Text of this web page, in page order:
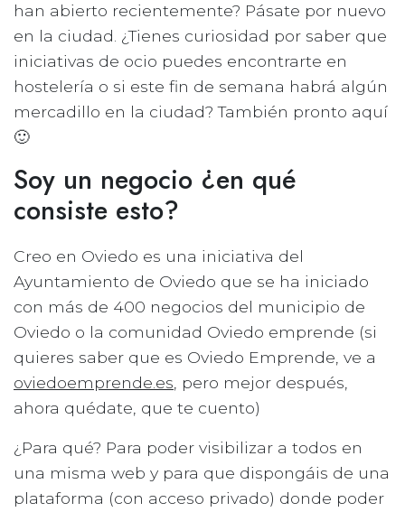
han abierto recientemente? Pásate por nuevo
en la ciudad. ¿Tienes curiosidad por saber que
iniciativas de ocio puedes encontrarte en
hostelería o si este fin de semana habrá algún
mercadillo en la ciudad? También pronto aquí
🙂
Soy un negocio ¿en qué
consiste esto?
Creo en Oviedo es una iniciativa del
Ayuntamiento de Oviedo que se ha iniciado
con más de 400 negocios del municipio de
Oviedo o la comunidad Oviedo emprende (si
quieres saber que es Oviedo Emprende, ve a
oviedoemprende.es , pero mejor después,
ahora quédate, que te cuento)
¿Para qué? Para poder visibilizar a todos en
una misma web y para que dispongáis de una
plataforma (con acceso privado) donde poder